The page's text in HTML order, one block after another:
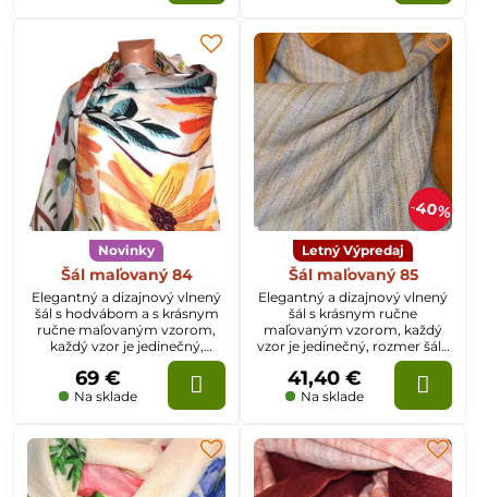
Novinky
Šál maľovaný 84
Elegantný a dizajnový vlnený
šál s hodvábom a s krásnym
ručne maľovaným vzorom,
každý vzor je jedinečný,
rozmer šálu je 70x200cm
Na sklade
69 €
40%
Letný Výpredaj
Šál maľovaný 85
Elegantný a dizajnový vlnený
šál s krásnym ručne
maľovaným vzorom, každý
vzor je jedinečný, rozmer šálu
je 70x200cm
Na sklade
41,40 €